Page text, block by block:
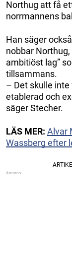
Northug att få
norrmannens
Han säger
nobbar
ambitiöst lag”
tillsammans.
– Det skulle
etablerad och
säger Stecher.
LÄS MER: Alvar
Wassberg efter